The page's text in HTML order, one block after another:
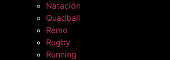
Natación
Quadball
Remo
Rugby
Running